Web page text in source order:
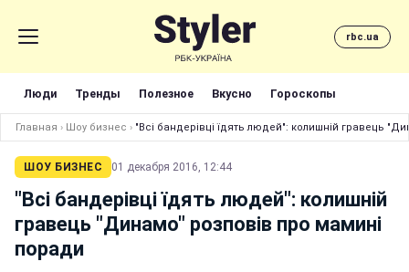
rbc.ua
Люди Тренды Полезное Вкусно Гороскопы
Главная › Шоу бизнес › "Всі бандерівці їдять людей": колишній гравець
ШОУ БИЗНЕС 01 декабря 2016, 12:44
"Всі бандерівці їдять людей": колишній
гравець "Динамо" розповів про мамині
поради